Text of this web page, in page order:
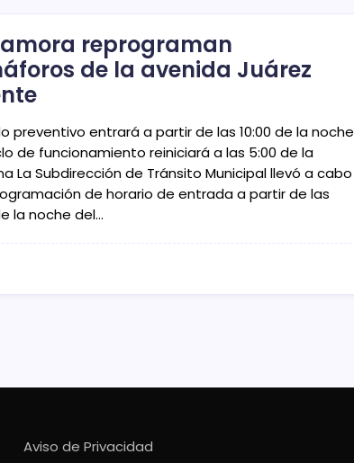
reprograman
de la avenida Juárez
preventivo entrará a partir de las 10:00 de la noche
de funcionamiento reiniciará a las 5:00 de la
La Subdirección de Tránsito Municipal llevó a cabo
de horario de entrada a partir de las
la noche del…
Aviso de Privacidad